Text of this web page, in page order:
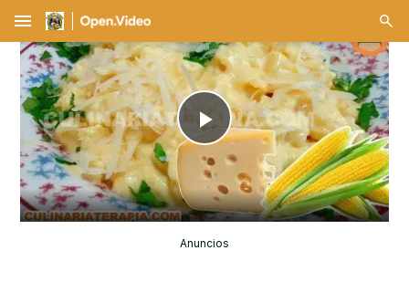
menu
Play
Video
Anuncios